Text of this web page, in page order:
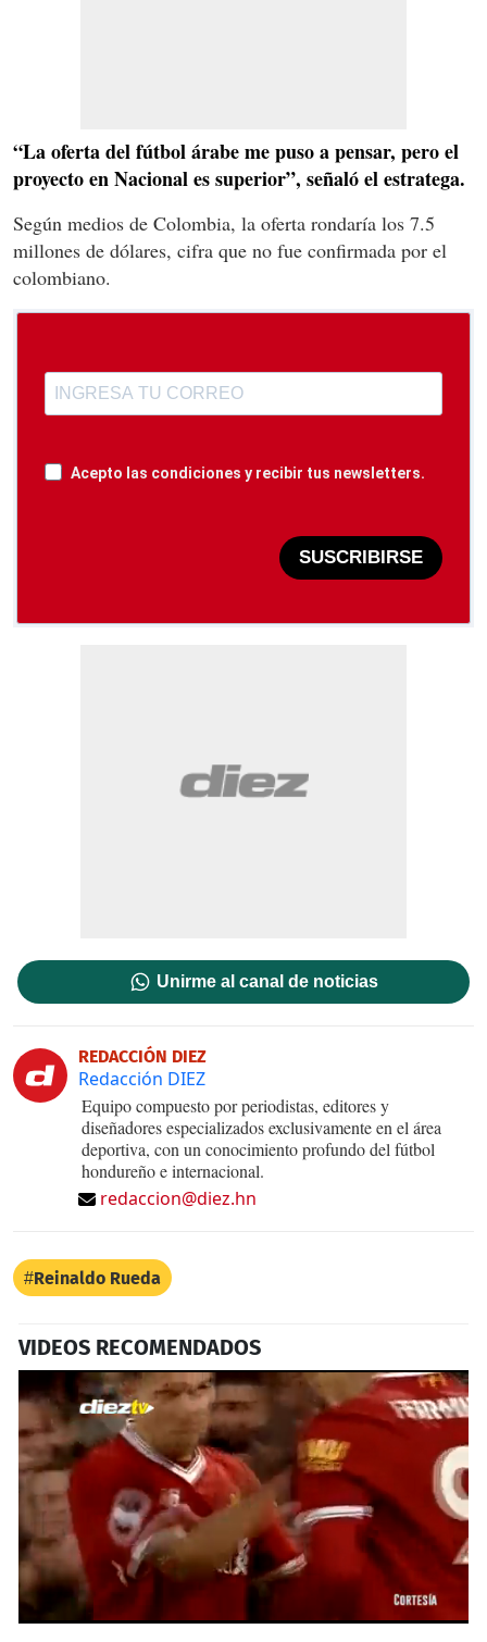
“La oferta del fútbol árabe me puso a pensar, pero el
proyecto en Nacional es superior”, señaló el estratega.
Según medios de Colombia, la oferta rondaría los 7.5
millones de dólares, cifra que no fue confirmada por el
colombiano.
Acepto las condiciones y recibir tus newsletters.
SUSCRIBIRSE
Unirme al canal de noticias
REDACCIÓN DIEZ
Redacción DIEZ
Equipo compuesto por periodistas, editores y
diseñadores especializados exclusivamente en el área
deportiva, con un conocimiento profundo del fútbol
hondureño e internacional.
redaccion@diez.hn
Reinaldo Rueda
VIDEOS RECOMENDADOS